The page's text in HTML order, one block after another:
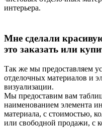
интерьера.
Мне сделали
это заказать или
Так же мы предоставляем
отделочных материалов и
визуализации.
Мы предоставим вам
наименованием элемента
материала, с стоимостью,
или свободной продажи, с